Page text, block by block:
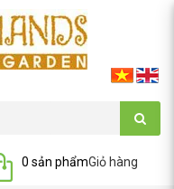
Giỏ hàng
0 sản phẩm